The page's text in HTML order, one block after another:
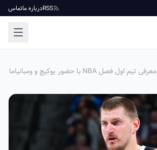
RSSدرباره ماتماس
معرفی تیم اول فصل NBA با حضور یوکیچ و ومبانیاما